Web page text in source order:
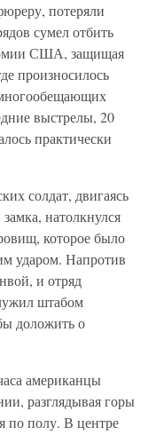
потеряли
сумел отбить
США, защищая
произносилось
выстрелы, 20
практически
солдат, двигаясь
натолкнулся
которое было
ударом. Напротив
и отряд
штабом
доложить о
американцы
разглядывая горы
по полу. В центре